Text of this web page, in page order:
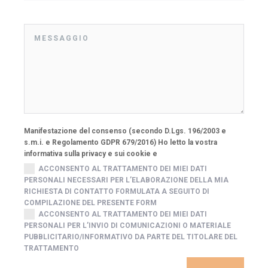
Manifestazione del consenso (secondo D.Lgs. 196/2003 e
s.m.i. e Regolamento GDPR 679/2016) Ho letto la vostra
informativa sulla privacy e sui cookie e
ACCONSENTO AL TRATTAMENTO DEI MIEI DATI
PERSONALI NECESSARI PER L’ELABORAZIONE DELLA MIA
RICHIESTA DI CONTATTO FORMULATA A SEGUITO DI
COMPILAZIONE DEL PRESENTE FORM
ACCONSENTO AL TRATTAMENTO DEI MIEI DATI
PERSONALI PER L’INVIO DI COMUNICAZIONI O MATERIALE
PUBBLICITARIO/INFORMATIVO DA PARTE DEL TITOLARE DEL
TRATTAMENTO